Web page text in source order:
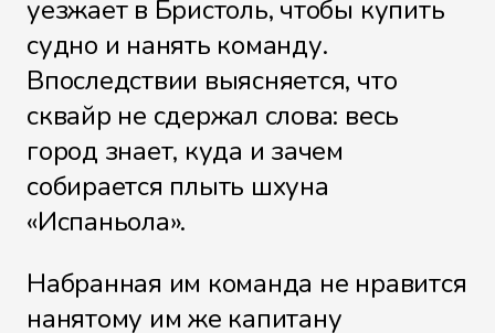
Файл 40
уезжает в Бристоль, чтобы купить
судно и нанять команду.
Впоследствии выясняется, что
сквайр не сдержал слова: весь
город знает, куда и зачем
собирается плыть шхуна
«Испаньола».
Набранная им команда не нравится
нанятому им же капитану